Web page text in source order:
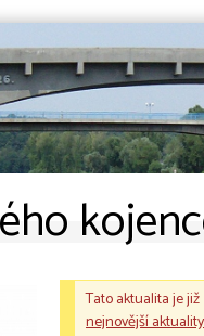
Tato aktualita je již
nejnovější aktuality